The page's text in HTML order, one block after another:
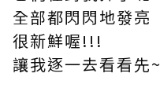
全部都閃閃地發亮
很新鮮喔!!!
讓我逐一去看看先~